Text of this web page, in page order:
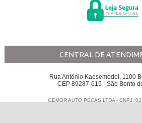
CENTRAL DE
Rua Antônio Kaesemodel, 1100
CEP 89287-615 - São Bento
GEMOR AUTO PECAS LTDA - CNPJ: